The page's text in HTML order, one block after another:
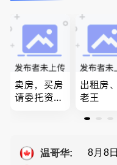
姻家庭、遗
嘱遗产
律师、多
种服务
效优质
您安心
业、胜
操)
卖房，买房
请委托资深
评
出租房
老王
温哥华:
8月8